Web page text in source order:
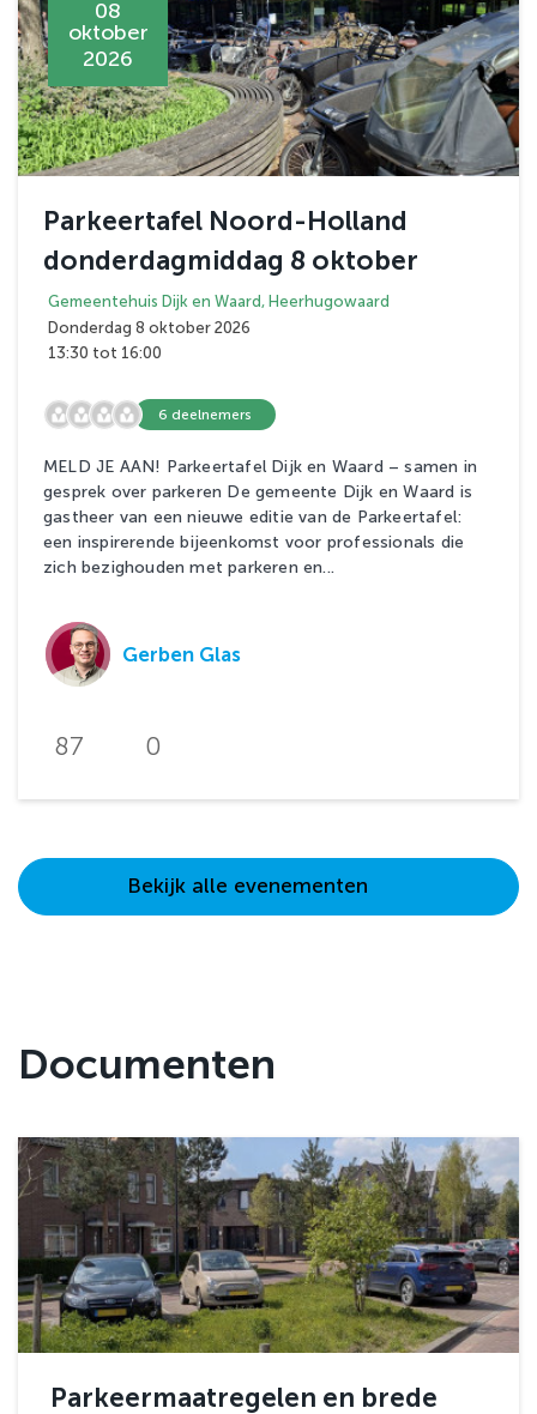
08
oktober
2026
Parkeertafel Noord-Holland
donderdagmiddag 8 oktober
Gemeentehuis Dijk en Waard, Heerhugowaard
Donderdag 8 oktober 2026
13:30 tot 16:00
6 deelnemers
MELD JE AAN! Parkeertafel Dijk en Waard – samen in
gesprek over parkeren De gemeente Dijk en Waard is
gastheer van een nieuwe editie van de Parkeertafel:
een inspirerende bijeenkomst voor professionals die
zich bezighouden met parkeren en...
Gerben Glas
87 0
Bekijk alle evenementen
Documenten
Parkeermaatregelen en brede